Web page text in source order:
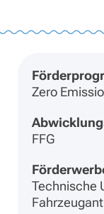
Zero
FFG
Technische